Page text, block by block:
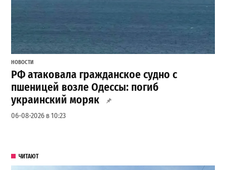
НОВОСТИ
РФ атаковала гражданское судно с
пшеницей возле Одессы: погиб
украинский моряк
06-08-2026 в 10:23
ЧИТАЮТ